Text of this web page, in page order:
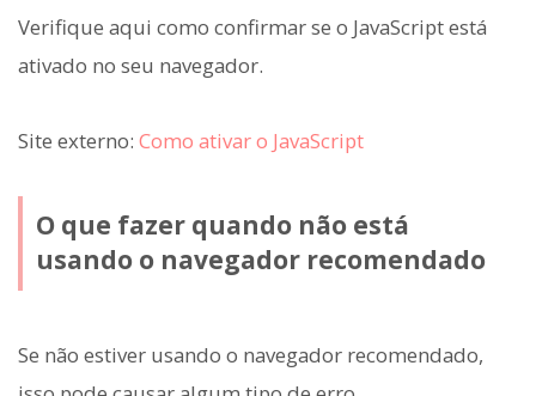
Verifique aqui como confirmar se o JavaScript está
ativado no seu navegador.
Site externo: Como ativar o JavaScript
O que fazer quando não está
usando o navegador recomendado
Se não estiver usando o navegador recomendado,